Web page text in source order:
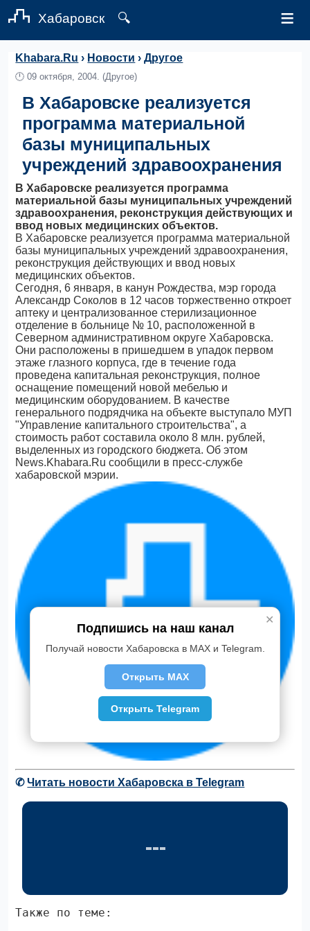
Хабаровск 🔍 ≡
Khabara.Ru › Новости ›Другое
🕛09 октября, 2004. (Другое)
В Хабаровске реализуется
программа материальной
базы муниципальных
учреждений здравоохранения
В Хабаровске реализуется программа
материальной базы муниципальных учреждений
здравоохранения, реконструкция действующих и
ввод новых медицинских объектов.
В Хабаровске реализуется программа материальной
базы муниципальных учреждений здравоохранения,
реконструкция действующих и ввод новых
медицинских объектов.
Сегодня, 6 января, в канун Рождества, мэр города
Александр Соколов в 12 часов торжественно откроет
аптеку и централизованное стерилизационное
отделение в больнице № 10, расположенной в
Северном административном округе Хабаровска.
Они расположены в пришедшем в упадок первом
этаже глазного корпуса, где в течение года
проведена капитальная реконструкция, полное
оснащение помещений новой мебелью и
медицинским оборудованием. В качестве
генерального подрядчика на объекте выступало МУП
"Управление капитального строительства", а
стоимость работ составила около 8 млн. рублей,
выделенных из городского бюджета. Об этом
News.Khabara.Ru сообщили в пресс-службе
хабаровской мэрии.
✆Читать новости Хабаровска в Telegram
Также по теме:
✕
Подпишись на наш канал
Получай новости Хабаровска в MAX и Telegram.
Открыть MAX
Открыть Telegram